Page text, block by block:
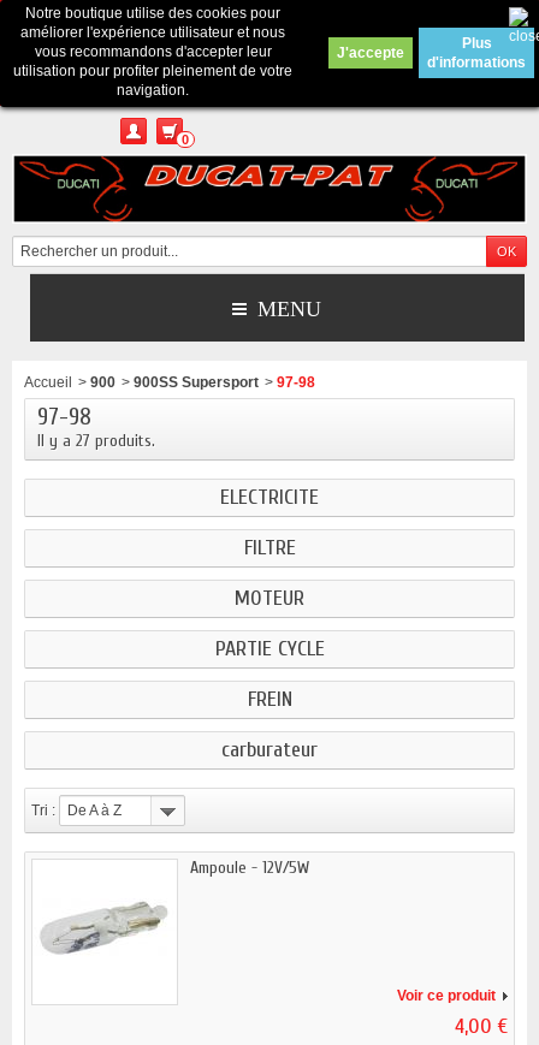
Contactez-nous
Appelez-nous au :Pour tous renseignements : merci d'envoyer un mail
depuis le formulaire de contact ou sur ducatpat25@gmail.com
0
MENU
Notre boutique utilise des cookies pour
améliorer l'expérience utilisateur et nous
vous recommandons d'accepter leur
utilisation pour profiter pleinement de votre
navigation.
J'accepte
Plus
d'informations
Accueil > 900 > 900SS Supersport > 97-98
97-98
Il y a 27 produits.
ELECTRICITE
FILTRE
MOTEUR
PARTIE CYCLE
FREIN
carburateur
Tri : De A à Z
Ampoule - 12V/5W
Voir ce produit
4,00 €